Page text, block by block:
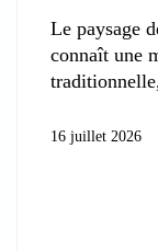
Le paysage
connaît une
16 juillet 2026